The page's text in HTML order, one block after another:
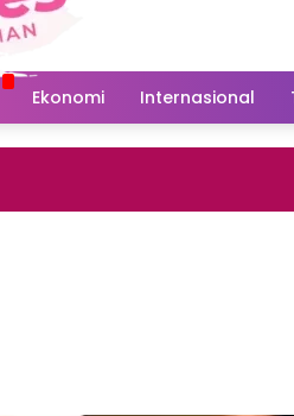
Ekonomi Internasional